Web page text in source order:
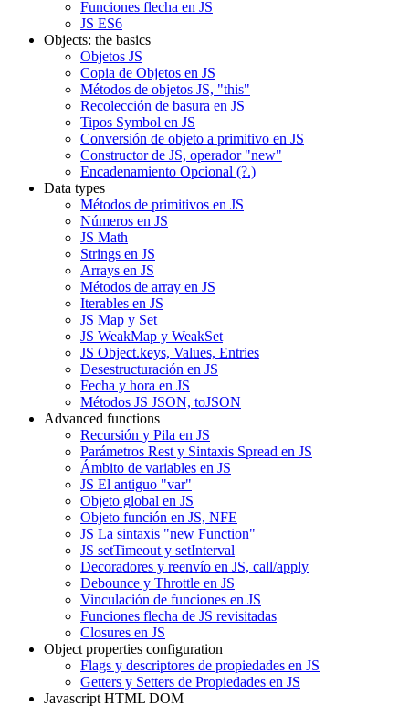
Funciones flecha en JS
JS ES6
Objects: the basics
Objetos JS
Copia de Objetos en JS
Métodos de objetos JS, "this"
Recolección de basura en JS
Tipos Symbol en JS
Conversión de objeto a primitivo en JS
Constructor de JS, operador "new"
Encadenamiento Opcional (?.)
Data types
Métodos de primitivos en JS
Números en JS
JS Math
Strings en JS
Arrays en JS
Métodos de array en JS
Iterables en JS
JS Map y Set
JS WeakMap y WeakSet
JS Object.keys, Values, Entries
Desestructuración en JS
Fecha y hora en JS
Métodos JS JSON, toJSON
Advanced functions
Recursión y Pila en JS
Parámetros Rest y Sintaxis Spread en JS
Ámbito de variables en JS
JS El antiguo "var"
Objeto global en JS
Objeto función en JS, NFE
JS La sintaxis "new Function"
JS setTimeout y setInterval
Decoradores y reenvío en JS, call/apply
Debounce y Throttle en JS
Vinculación de funciones en JS
Funciones flecha de JS revisitadas
Closures en JS
Object properties configuration
Flags y descriptores de propiedades en JS
Getters y Setters de Propiedades en JS
Javascript HTML DOM